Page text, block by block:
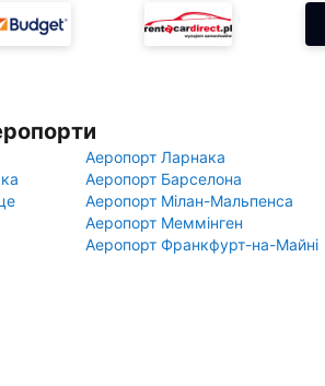
Аеропорт Ларнака
Аеропорт Барселона
Аеропорт Мілан-Мальпенса
Аеропорт Меммінген
Аеропорт Франкфурт-на-Майні